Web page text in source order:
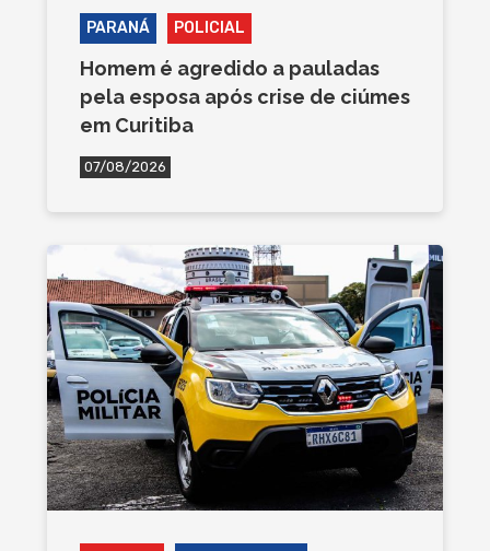
PARANÁ POLICIAL
Homem é agredido a pauladas
pela esposa após crise de ciúmes
em Curitiba
07/08/2026